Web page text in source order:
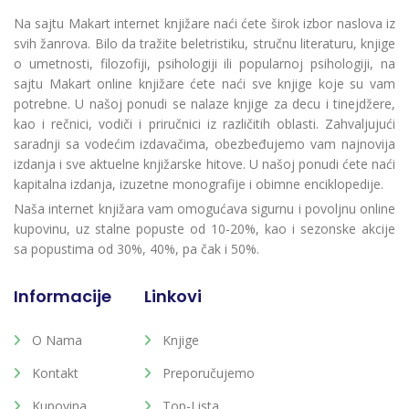
Na sajtu Makart internet knjižare naći ćete širok izbor naslova iz
svih žanrova. Bilo da tražite beletristiku, stručnu literaturu, knjige
o umetnosti, filozofiji, psihologiji ili popularnoj psihologiji, na
sajtu Makart online knjižare ćete naći sve knjige koje su vam
potrebne. U našoj ponudi se nalaze knjige za decu i tinejdžere,
kao i rečnici, vodiči i priručnici iz različitih oblasti. Zahvaljujući
saradnji sa vodećim izdavačima, obezbeđujemo vam najnovija
izdanja i sve aktuelne knjižarske hitove. U našoj ponudi ćete naći
kapitalna izdanja, izuzetne monografije i obimne enciklopedije.
Naša internet knjižara vam omogućava sigurnu i povoljnu online
kupovinu, uz stalne popuste od 10-20%, kao i sezonske akcije
sa popustima od 30%, 40%, pa čak i 50%.
Informacije
O Nama
Kontakt
Linkovi
Knjige
Preporučujemo